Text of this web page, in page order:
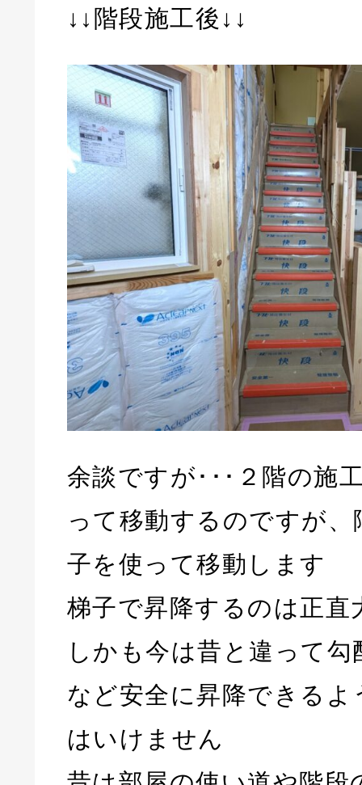
↓↓階段施工後↓↓
余談ですが･･･２階の施
って移動するのですが、
子を使って移動します
梯子で昇降するのは正直
しかも今は昔と違って勾
など安全に昇降できる
はいけません